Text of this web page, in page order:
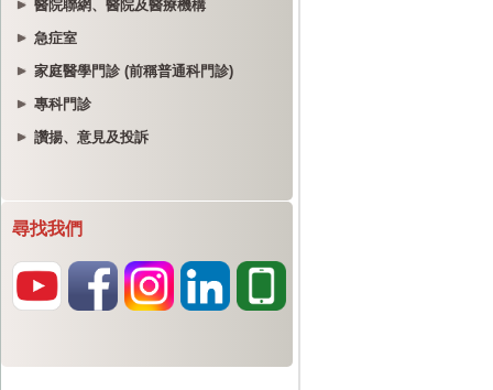
醫院聯網、醫院及醫療機構
急症室
家庭醫學門診 (前稱普通科門診)
專科門診
讚揚、意見及投訴
尋找我們